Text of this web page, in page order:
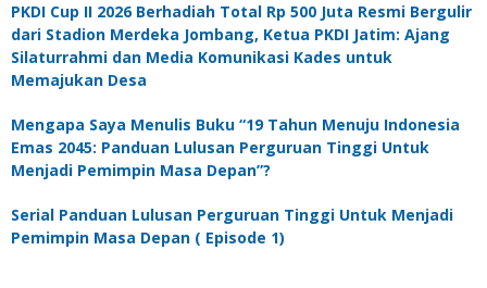
PKDI Cup II 2026 Berhadiah Total Rp 500 Juta Resmi Bergulir
dari Stadion Merdeka Jombang, Ketua PKDI Jatim: Ajang
Silaturrahmi dan Media Komunikasi Kades untuk
Memajukan Desa
Mengapa Saya Menulis Buku “19 Tahun Menuju Indonesia
Emas 2045: Panduan Lulusan Perguruan Tinggi Untuk
Menjadi Pemimpin Masa Depan”?
Serial Panduan Lulusan Perguruan Tinggi Untuk Menjadi
Pemimpin Masa Depan ( Episode 1)